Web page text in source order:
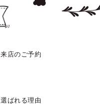
来店のご予約
選ばれる理由